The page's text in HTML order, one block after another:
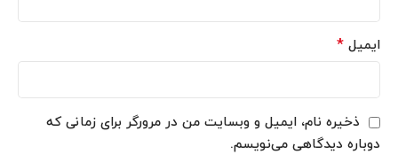
ایمیل *
ذخیره نام، ایمیل و وبسایت من در مرورگر برای زمانی که
دوباره دیدگاهی می‌نویسم.